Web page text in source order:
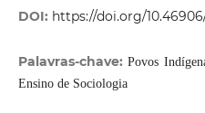
DOI: https://doi.org/
Palavras-chave:Povos
Ensino de Sociologia